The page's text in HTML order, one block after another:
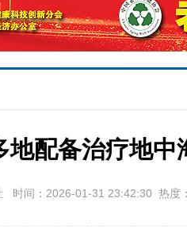
地配备治疗地中
时间：2026-01-31 23:42:30 热度